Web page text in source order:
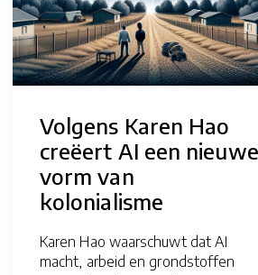
Volgens Karen Hao
creëert AI een nieuwe
vorm van
kolonialisme
Karen Hao waarschuwt dat AI
macht, arbeid en grondstoffen